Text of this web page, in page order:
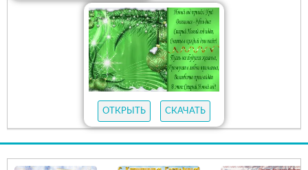
ОТКРЫТЬ СКАЧАТЬ